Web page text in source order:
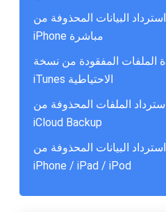
البيانات المحذوفة من
iPhone مباشرة
استعادة الملفات المفقودة من نسخة
iTunes الاحتياطية
استرداد الملفات المحذوفة من
iCloud Backup
البيانات المحذوفة من
iPhone / iPad / iPod